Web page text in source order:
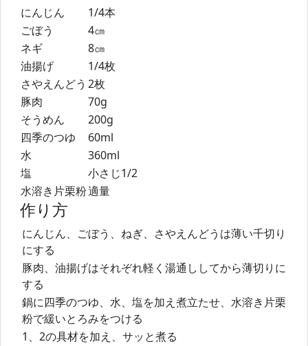
にんじん
1/4本
ごぼう
4㎝
ネギ
8㎝
油揚げ
1/4枚
さやえんどう 2枚
豚肉
70g
そうめん
200g
四季のつゆ
60ml
水
360ml
塩
小さじ1/2
水溶き片栗粉適量
作り方
にんじん、ごぼう、ねぎ、さやえんどうは薄い千切り
にする
豚肉、油揚げはそれぞれ軽く湯通ししてから薄切りに
する
鍋に四季のつゆ、水、塩を加え煮立たせ、水溶き片栗
粉で緩いとろみをつける
1、2の具材を加え、サッと煮る